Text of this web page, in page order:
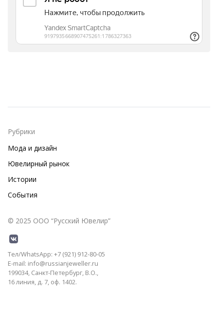
© 2025 ООО “Русский Ювелир”
Тел/WhatsApp: +7 (921) 912-80-05
E-mail: info@russianjeweller.ru
199034, Санкт-Петербург, В.О.,
16 линия, д. 7, оф. 1402.
Рубрики
Мода и дизайн
Ювелирный рынок
Истории
События